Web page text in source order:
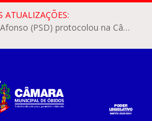
ATUALIZAÇÕES:
O vereador Rylder Ribeiro Afonso (PSD) protocolou na Câmara Municipal de Óbidos o Requerimento nº 346/2026.